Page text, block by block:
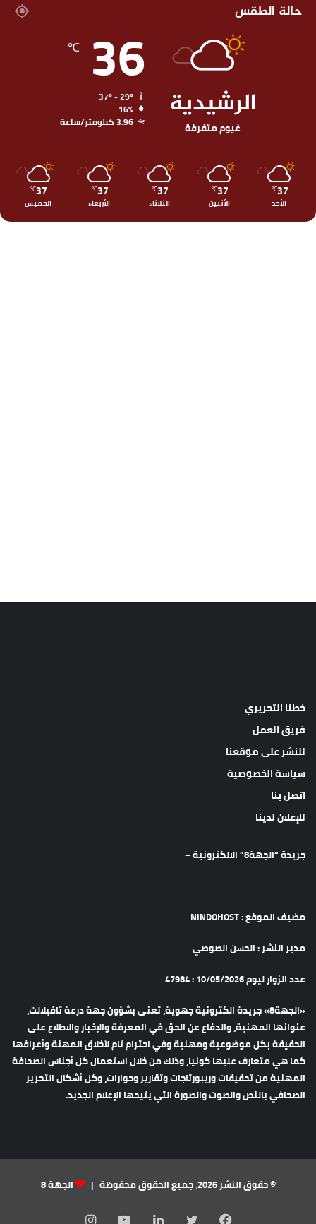
حالة الطقس
الرشيدية
غيوم متفرقة
36
℃
16%
3.96 كيلومتر/ساعة
37
℃
الأحد
37
℃
الأثنين
37
℃
الثلاثاء
37
℃
الأربعاء
37
℃
الخميس
خطنا التحريري
فريق العمل
للنشر على موقعنا
سياسة الخصوصية
اتصل بنا
للإعلان لدينا
جريدة “الجهة8” الالكترونية –
مضيف الموقع : NINDOHOST
مدير النشر : الحسن الصوصي
عدد الزوار ليوم 10/05/2026 : 47984
«الجهة8» جريدة الكترونية جهوية، تعنى بشؤون جهة درعة تافيلالت،
عنوانها المهنية، والدفاع عن الحق في المعرفة والإخبار والاطلاع على
الحقيقة بكل موضوعية ومهنية وفي احترام تام لأخلاق المهنة وأعرافها
كما هي متعارف عليها كونيا، وذلك من خلال استعمال كل أجناس الصحافة
المهنية من تحقيقات وريبورتاجات وتقارير وحوارات، وكل أشكال التحرير
الصحافي بالنص والصوت والصورة التي يتيحها الإعلام الجديد.
© حقوق النشر 2026، جميع الحقوق محفوظة | الجهة 8